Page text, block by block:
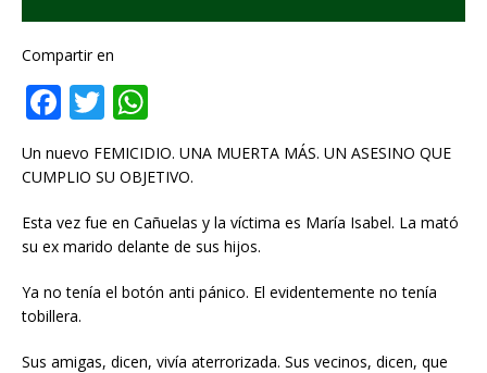
Compartir en
F
c
b
o
o
k
T
w
it
te
r
h
at
s
A
p
p
Un nuevo FEMICIDIO. UNA MUERTA MÁS. UN ASESINO QUE
CUMPLIO SU OBJETIVO.
Esta vez fue en Cañuelas y la víctima es María Isabel. La mató
su ex marido delante de sus hijos.
Ya no tenía el botón anti pánico. El evidentemente no tenía
tobillera.
Sus amigas, dicen, vivía aterrorizada. Sus vecinos, dicen, que